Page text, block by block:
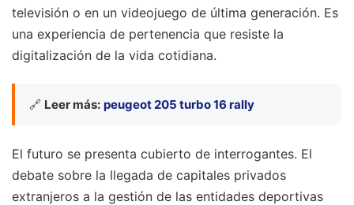
televisión o en un videojuego de última generación. Es
una experiencia de pertenencia que resiste la
digitalización de la vida cotidiana.
🔗 Leer más: peugeot 205 turbo 16 rally
El futuro se presenta cubierto de interrogantes. El
debate sobre la llegada de capitales privados
extranjeros a la gestión de las entidades deportivas